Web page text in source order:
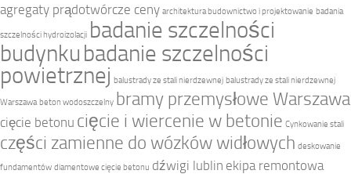
agregaty prądotwórcze ceny architektura budownictwo i projektowanie badania
szczelności hydroizolacji badanie szczelności
budynku badanie szczelności
powietrznej balustrady ze stali nierdzewnej balustrady ze stali nierdzewnej
Warszawa beton wodoszczelny bramy przemysłowe Warszawa
cięcie betonu cięcie i wiercenie w betonie Cynkowanie stali
części zamienne do wózków widłowych deskowanie
fundamentów diamentowe cięcie betonu dźwigi lublin ekipa remontowa